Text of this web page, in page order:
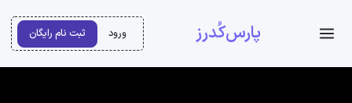
پارس‌کُدرز ورود ثبت نام رایگان